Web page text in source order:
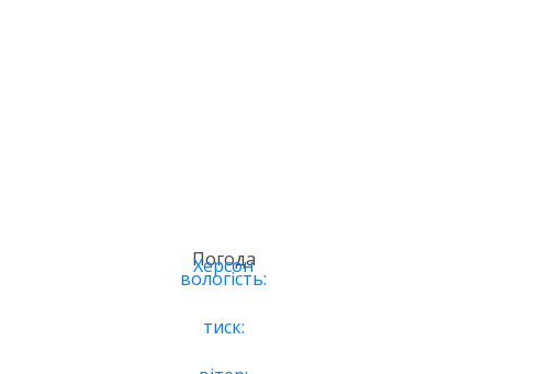
Погода
Херсон
вологість:
тиск: